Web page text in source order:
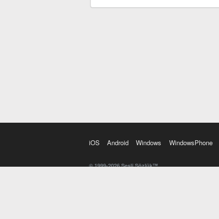
iOS Android Windows WindowsPhone
© 1999-2026 Sesli Sözlük™